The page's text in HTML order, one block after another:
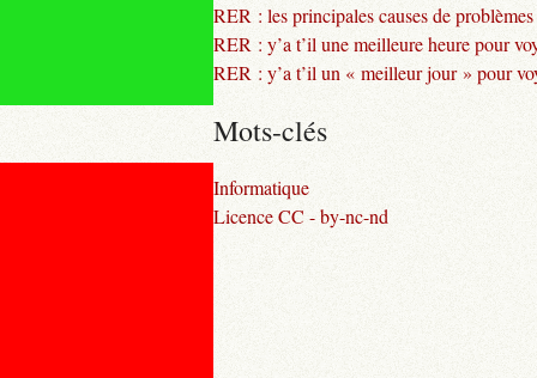
RER : les principales causes de problèmes
RER : y’a t’il une meilleure heure pour
RER : y’a t’il un « meilleur jour » pour
Mots-clés
Informatique
Licence CC - by-nc-nd